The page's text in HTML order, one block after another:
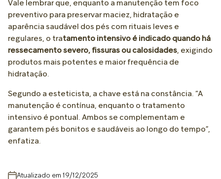
Vale lembrar que, enquanto a manutenção tem foco
preventivo para preservar maciez, hidratação e
aparência saudável dos pés com rituais leves e
regulares, o tratamento intensivo é indicado quando há
ressecamento severo, fissuras ou calosidades, exigindo
produtos mais potentes e maior frequência de
hidratação.
Segundo a esteticista, a chave está na constância. “A
manutenção é contínua, enquanto o tratamento
intensivo é pontual. Ambos se complementam e
garantem pés bonitos e saudáveis ao longo do tempo”,
enfatiza.
Atualizado em 19/12/2025